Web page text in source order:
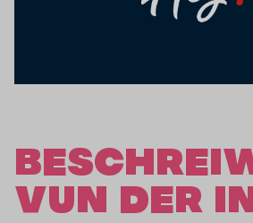
VUN DER